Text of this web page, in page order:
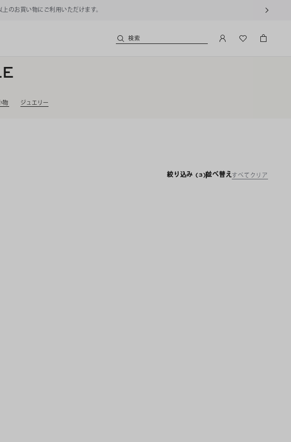
お買い物にご利用いただけます。
検索
物 ジュエリー
絞り込み (3)並べ替えすべてクリア